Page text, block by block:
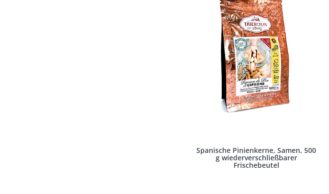
Spanische Pinienkerne, Samen, 500
g wiederverschließbarer
Frischebeutel